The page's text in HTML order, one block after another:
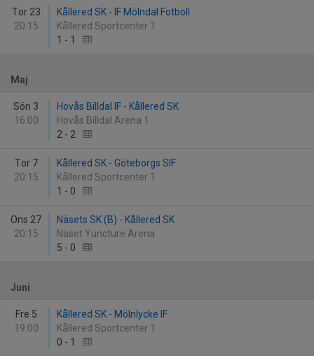
Tor 23
20:15
Kållered SK - IF Mölndal Fotboll
Kållered Sportcenter 1
1 - 1
Maj
Sön 3
16:00
Hovås Billdal IF - Kållered SK
Hovås Billdal Arena 1
2 - 2
Tor 7
20:15
Kållered SK - Göteborgs SIF
Kållered Sportcenter 1
1 - 0
Ons 27
20:15
Näsets SK (B) - Kållered SK
Näset Yuncture Arena
5 - 0
Juni
Fre 5
19:00
Kållered SK - Mölnlycke IF
Kållered Sportcenter 1
0 - 1